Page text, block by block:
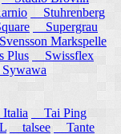
Stuhrenberg
Supergrau
Markspelle
Plus
Swissflex
Tai Ping
talsee
Tante